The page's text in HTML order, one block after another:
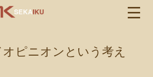
ピニオンという考え